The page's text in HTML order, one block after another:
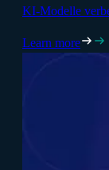
KI-Modelle
Learn more